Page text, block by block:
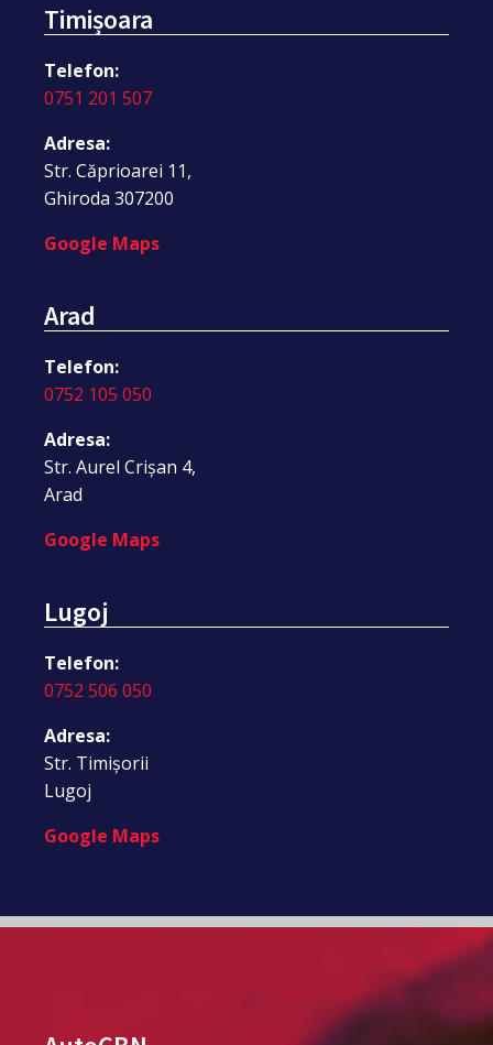
Timișoara
Telefon:
0751 201 507
Adresa:
Str. Căprioarei 11,
Ghiroda 307200
Google Maps
Arad
Telefon:
0752 105 050
Adresa:
Str. Aurel Crișan 4,
Arad
Google Maps
Lugoj
Telefon:
0752 506 050
Adresa:
Str. Timișorii
Lugoj
Google Maps